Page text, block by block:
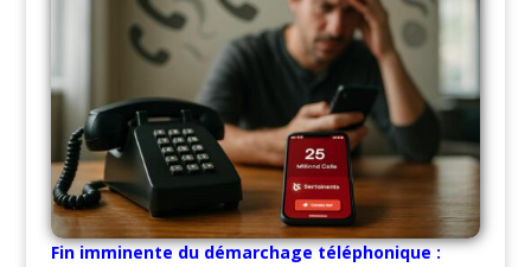
Fin imminente du démarchage téléphonique :